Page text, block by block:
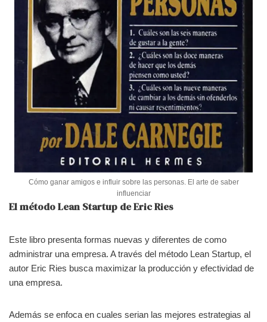
Cómo ganar amigos e influir sobre las personas. El arte de saber
influenciar
El método Lean Startup de Eric Ries
Este libro presenta formas nuevas y diferentes de como
administrar una empresa. A través del método Lean Startup, el
autor Eric Ries busca maximizar la producción y efectividad de
una empresa.
Además se enfoca en cuales serian las mejores estrategias al